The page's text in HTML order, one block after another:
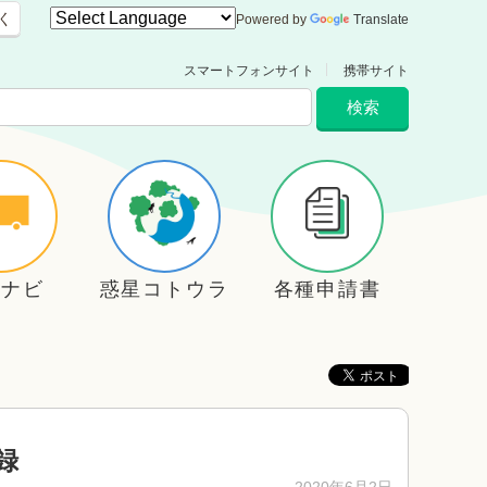
Powered by Translate
スマートフォンサイト 携帯サイト
ビ 惑星コトウラ 各種申請書